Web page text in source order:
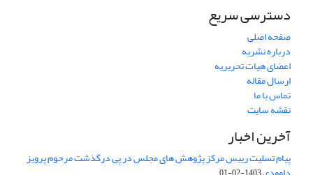
دسترسی سریع
صفحه اصلی
درباره نشریه
اعضای هیات تحریریه
ارسال مقاله
تماس با ما
نقشه سایت
آخرین اخبار
پیام تسلیت رییس مرکز پژوهش های مجلس در پی درگذشت مرحوم پرویز